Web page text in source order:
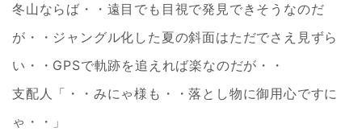
冬山ならば・・遠目でも目視で発見できそうなのだ
が・・ジャングル化した夏の斜面はただでさえ見ずら
い・・GPSで軌跡を追えれば楽なのだが・・
支配人「・・みにゃ様も・・落とし物に御用心ですに
ゃ・・」